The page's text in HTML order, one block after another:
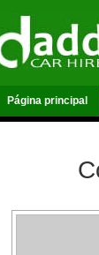
Página principal